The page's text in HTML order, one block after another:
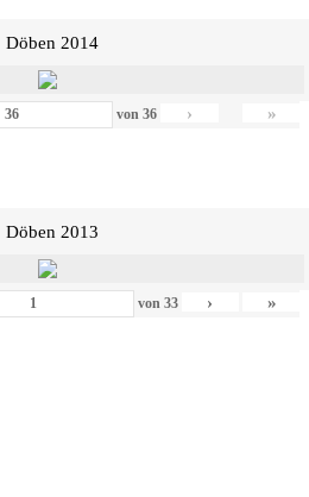
Döben 2014
von36 › »
Döben 2013
von 33 › »